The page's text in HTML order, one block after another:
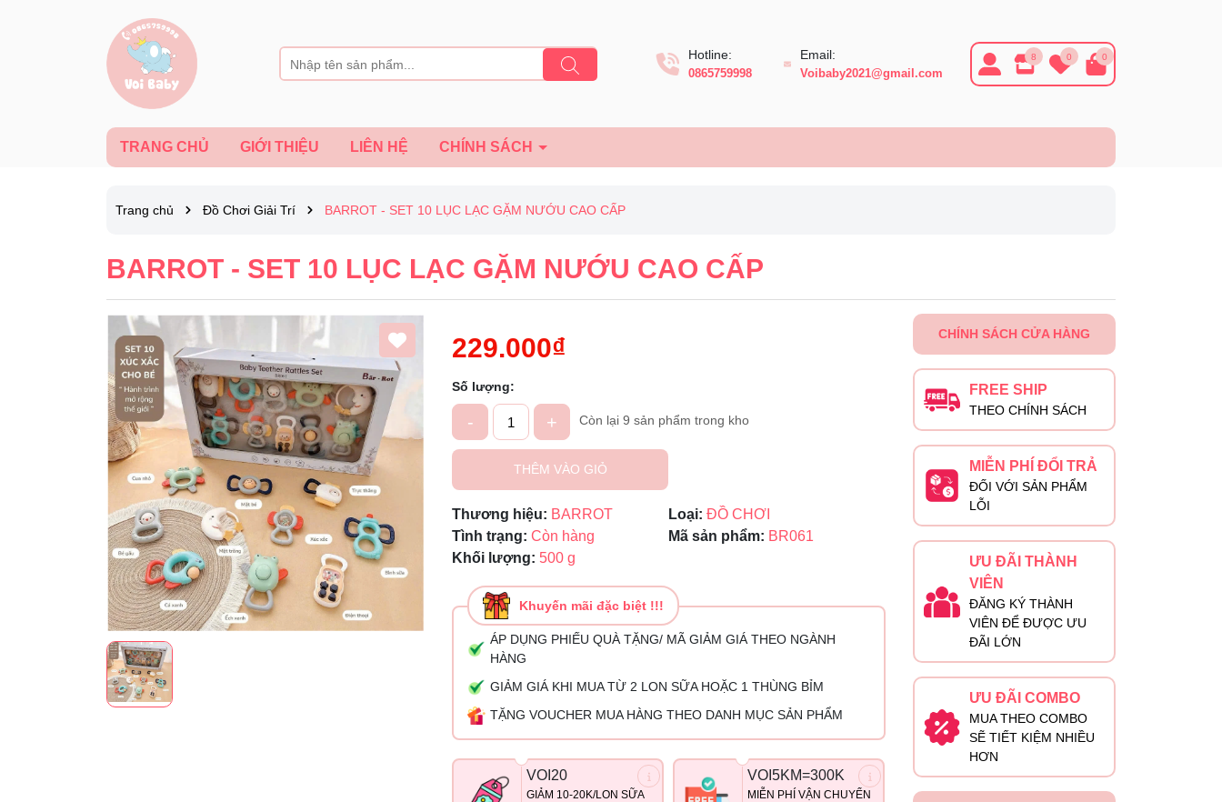
Hotline:
0865759998
Email:
Voibaby2021@gmail.com
8 0 0
TRANG CHỦ GIỚI THIỆU LIÊN HỆ CHÍNH SÁCH
Trang chủ Đồ Chơi Giải Trí BARROT - SET 10 LỤC LẠC GẶM NƯỚU CAO CẤP
BARROT - SET 10 LỤC LẠC GẶM NƯỚU CAO CẤP
229.000₫
Số lượng:
- + Còn lại 9 sản phẩm trong kho
THÊM VÀO GIỎ
Thương hiệu: BARROT Loại: ĐỒ CHƠI
Tình trạng: Còn hàng Mã sản phẩm: BR061
Khối lượng: 500 g
Khuyến mãi đặc biệt !!!
ÁP DỤNG PHIẾU QUÀ TẶNG/ MÃ GIẢM GIÁ THEO NGÀNH
HÀNG
GIẢM GIÁ KHI MUA TỪ 2 LON SỮA HOẶC 1 THÙNG BỈM
TẶNG VOUCHER MUA HÀNG THEO DANH MỤC SẢN PHẨM
VOI20
GIẢM 10-20K/LON SỮA
VOI5KM=300K
MIỄN PHÍ VẬN CHUYỂN
Mã giảm giá:
Ngày hết hạn:
CHÍNH SÁCH CỬA HÀNG
FREE SHIP
THEO CHÍNH SÁCH
MIỄN PHÍ ĐỔI TRẢ
ĐỐI VỚI SẢN PHẨM
LỖI
ƯU ĐÃI THÀNH
VIÊN
ĐĂNG KÝ THÀNH
VIÊN ĐỂ ĐƯỢC ƯU
ĐÃI LỚN
ƯU ĐÃI COMBO
MUA THEO COMBO
SẼ TIẾT KIỆM NHIỀU
HƠN